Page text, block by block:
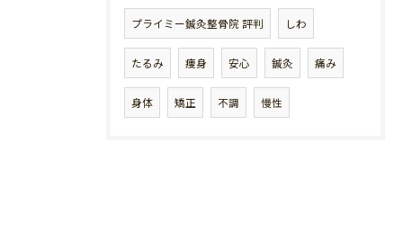
プライミー鍼灸整骨院 評判 しわ
たるみ 痩身 安心 鍼灸 痛み
身体 矯正 不調 慢性